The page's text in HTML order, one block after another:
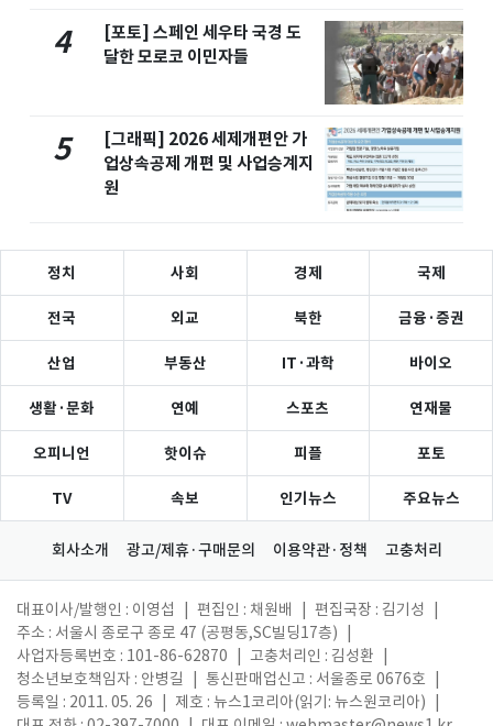
4
[포토] 스페인 세우타 국경 도
달한 모로코 이민자들
5
[그래픽] 2026 세제개편안 가
업상속공제 개편 및 사업승계지
원
정치 사회 경제 국제
전국 외교 북한 금융·증권
산업 부동산 IT·과학 바이오
생활·문화 연예 스포츠 연재물
오피니언 핫이슈 피플 포토
TV 속보 인기뉴스 주요뉴스
회사소개 광고/제휴·구매문의 이용약관·정책 고충처리
대표이사/발행인 : 이영섭 편집인 : 채원배 편집국장 : 김기성
주소 : 서울시 종로구 종로 47 (공평동,SC빌딩17층)
사업자등록번호 : 101-86-62870
고충처리인 : 김성환
청소년보호책임자 : 안병길
통신판매업신고 : 서울종로 0676호
등록일 : 2011. 05. 26
제호 : 뉴스1코리아(읽기: 뉴스원코리아)